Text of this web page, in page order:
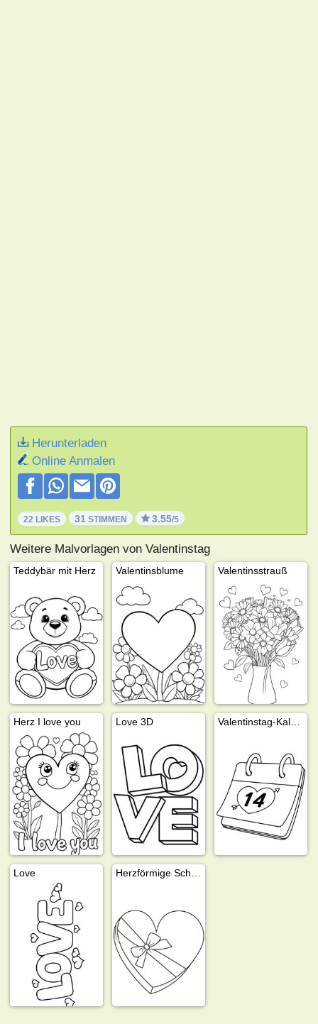
Herunterladen
Online Anmalen
22 LIKES 31 STIMMEN 3.55/5
Weitere Malvorlagen von Valentinstag
Teddybär mit Herz Valentinsblume Valentinsstrauß
Herz I love you Love 3D
Love